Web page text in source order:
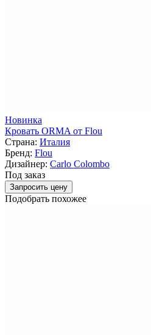
Новинка
Кровать ORMA от Flou
Страна: Италия
Бренд: Flou
Дизайнер: Carlo Colombo
Под заказ
Запросить цену
Подобрать похожее